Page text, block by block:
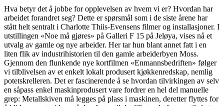
Hva betyr det å jobbe for opplevelsen av hvem vi er? Hvordan har
arbeidet forandret seg? Dette er spørsmål som i de siste årene har
stått helt sentralt i Charlotte Thiis-Evensens filmer og installasjoner. I
utstillingen «Noe må gjøres» på Galleri F 15 på Jeløya, vises nå et
utvalg av gamle og nye arbeider. Her tar hun blant annet fatt i en
liten flik av industrihistorien til den gamle arbeiderbyen Moss.
Gjennom den flunkende nye kortfilmen «Enmannsbedriften» følger
vi tilblivelsen av et enkelt lokalt produsert kjøkkenredskap, nemlig
potetskrelleren. Det er fascinerende å se hvordan tilvirkingen av selv
en såpass enkel maskinprodusert vare fordrer en hel del manuelle
grep: Metallskiven må legges på plass i maskinen, deretter flyttes for